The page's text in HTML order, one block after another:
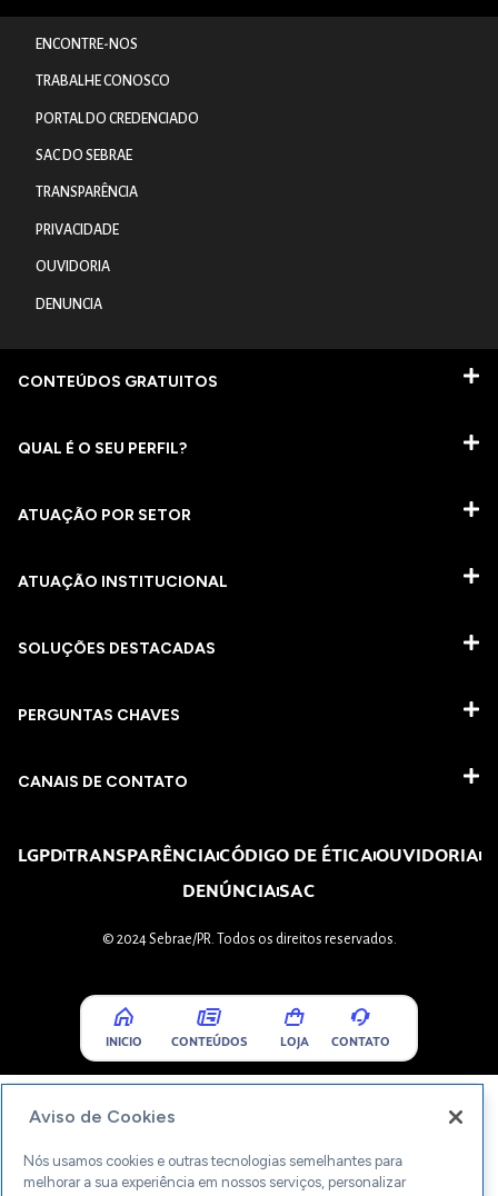
ENCONTRE-NOS
TRABALHE CONOSCO
PORTAL DO CREDENCIADO
SAC DO SEBRAE
TRANSPARÊNCIA
PRIVACIDADE
OUVIDORIA
DENUNCIA
CONTEÚDOS GRATUITOS
QUAL É O SEU PERFIL?
ATUAÇÃO POR SETOR
ATUAÇÃO INSTITUCIONAL
SOLUÇÕES DESTACADAS
PERGUNTAS CHAVES​
CANAIS DE CONTATO
LGPDTRANSPARÊNCIACÓDIGO DE ÉTICAOUVIDORIA
DENÚNCIASAC
© 2024 Sebrae/PR. Todos os direitos reservados.
INICIO CONTEÚDOS LOJA CONTATO
Aviso de Cookies
Nós usamos cookies e outras tecnologias semelhantes para
melhorar a sua experiência em nossos serviços, personalizar